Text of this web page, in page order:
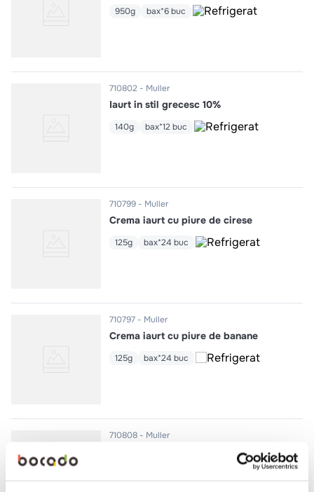
950g bax*6 buc
710802 Muller
Iaurt in stil grecesc 10%
140g bax*12 buc
710799 Muller
Crema iaurt cu piure de cirese
125g bax*24 buc
710797 Muller
Crema iaurt cu piure de banane
125g bax*24 buc
710808 Muller